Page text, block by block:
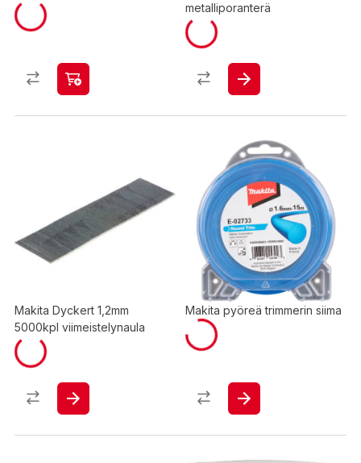
metalliporanterä
Makita Dyckert 1,2mm
5000kpl viimeistelynaula
Makita pyöreä trimmerin siima